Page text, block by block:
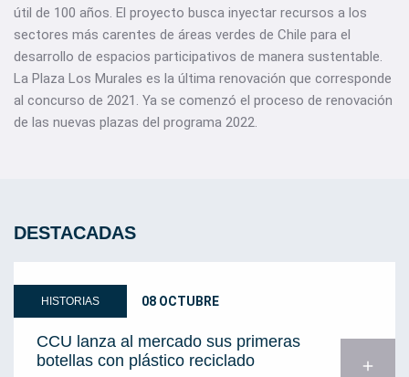
útil de 100 años. El proyecto busca inyectar recursos a los
sectores más carentes de áreas verdes de Chile para el
desarrollo de espacios participativos de manera sustentable.
La Plaza Los Murales es la última renovación que corresponde
al concurso de 2021. Ya se comenzó el proceso de renovación
de las nuevas plazas del programa 2022.
DESTACADAS
HISTORIAS 08 OCTUBRE
CCU lanza al mercado sus primeras
botellas con plástico reciclado
add